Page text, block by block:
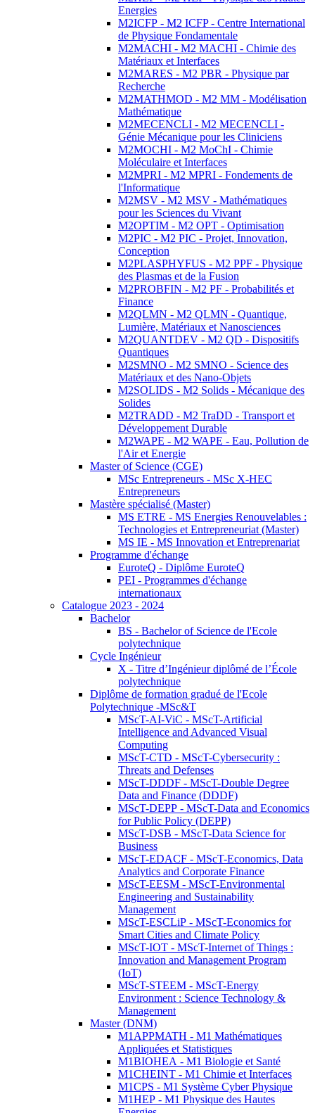
Energies
M2ICFP - M2 ICFP - Centre International
de Physique Fondamentale
M2MACHI - M2 MACHI - Chimie des
Matériaux et Interfaces
M2MARES - M2 PBR - Physique par
Recherche
M2MATHMOD - M2 MM - Modélisation
Mathématique
M2MECENCLI - M2 MECENCLI -
Génie Mécanique pour les Cliniciens
M2MOCHI - M2 MoChI - Chimie
Moléculaire et Interfaces
M2MPRI - M2 MPRI - Fondements de
l'Informatique
M2MSV - M2 MSV - Mathématiques
pour les Sciences du Vivant
M2OPTIM - M2 OPT - Optimisation
M2PIC - M2 PIC - Projet, Innovation,
Conception
M2PLASPHYFUS - M2 PPF - Physique
des Plasmas et de la Fusion
M2PROBFIN - M2 PF - Probabilités et
Finance
M2QLMN - M2 QLMN - Quantique,
Lumière, Matériaux et Nanosciences
M2QUANTDEV - M2 QD - Dispositifs
Quantiques
M2SMNO - M2 SMNO - Science des
Matériaux et des Nano-Objets
M2SOLIDS - M2 Solids - Mécanique des
Solides
M2TRADD - M2 TraDD - Transport et
Développement Durable
M2WAPE - M2 WAPE - Eau, Pollution de
l'Air et Energie
Master of Science (CGE)
MSc Entrepreneurs - MSc X-HEC
Entrepreneurs
Mastère spécialisé (Master)
MS ETRE - MS Energies Renouvelables :
Technologies et Entrepreneuriat (Master)
MS IE - MS Innovation et Entreprenariat
Programme d'échange
EuroteQ - Diplôme EuroteQ
PEI - Programmes d'échange
internationaux
Catalogue 2023 - 2024
Bachelor
BS - Bachelor of Science de l'Ecole
polytechnique
Cycle Ingénieur
X - Titre d’Ingénieur diplômé de l’École
polytechnique
Diplôme de formation gradué de l'Ecole
Polytechnique -MSc&T
MScT-AI-ViC - MScT-Artificial
Intelligence and Advanced Visual
Computing
MScT-CTD - MScT-Cybersecurity :
Threats and Defenses
MScT-DDDF - MScT-Double Degree
Data and Finance (DDDF)
MScT-DEPP - MScT-Data and Economics
for Public Policy (DEPP)
MScT-DSB - MScT-Data Science for
Business
MScT-EDACF - MScT-Economics, Data
Analytics and Corporate Finance
MScT-EESM - MScT-Environmental
Engineering and Sustainability
Management
MScT-ESCLiP - MScT-Economics for
Smart Cities and Climate Policy
MScT-IOT - MScT-Internet of Things :
Innovation and Management Program
(IoT)
MScT-STEEM - MScT-Energy
Environment : Science Technology &
Management
Master (DNM)
M1APPMATH - M1 Mathématiques
Appliquées et Statistiques
M1BIOHEA - M1 Biologie et Santé
M1CHEINT - M1 Chimie et Interfaces
M1CPS - M1 Système Cyber Physique
M1HEP - M1 Physique des Hautes